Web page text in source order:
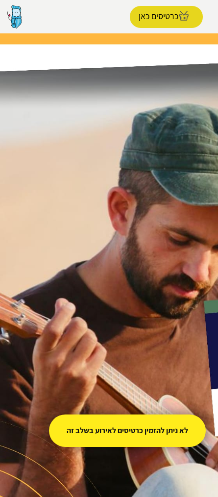
כרטיסים כאן
התנתק
לא ניתן להזמין כרטיסים לאירוע בשלב זה